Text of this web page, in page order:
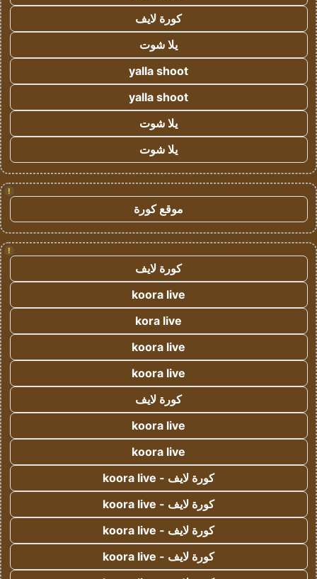
كورة لايف
يلا شوت
yalla shoot
yalla shoot
يلا شوت
يلا شوت
!
موقع كورة
!
كورة لايف
koora live
kora live
koora live
koora live
كورة لايف
koora live
koora live
كورة لايف - koora live
كورة لايف - koora live
كورة لايف - koora live
كورة لايف - koora live